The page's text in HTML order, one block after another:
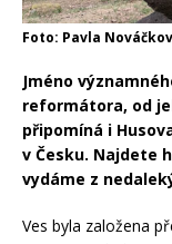
Foto: Pavla
Jméno
reformátora, od
připomíná i
v Česku. Najdete
vydáme z
Ves byla založena